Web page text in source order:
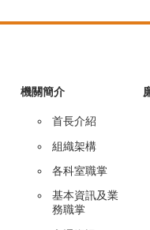
機關簡介
首長介紹
組織架構
各科室職掌
基本資訊及業
務職掌